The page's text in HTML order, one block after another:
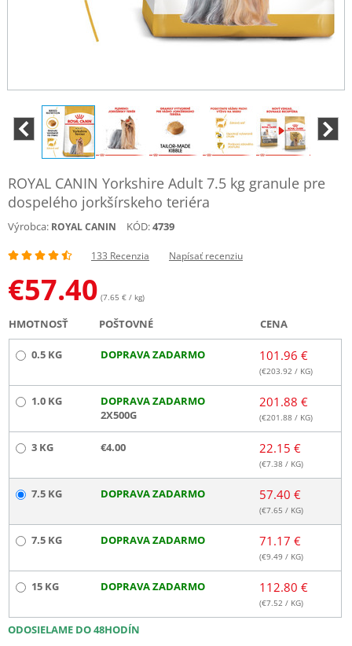
ROYAL CANIN Yorkshire Adult 7.5 kg granule pre
dospelého jorkšírskeho teriéra
Výrobca: ROYAL CANIN KÓD:4739
133 Recenzia Napísať recenziu
€57.40 (7.65 € / kg)
HMOTNOSŤ POŠTOVNÉ CENA
0.5 KG DOPRAVA ZADARMO 101.96 €
(€203.92 / KG)
1.0 KG
DOPRAVA ZADARMO
2X500G
201.88 €
(€201.88 / KG)
3 KG €4.00 22.15 €
(€7.38 / KG)
7.5 KG DOPRAVA ZADARMO 57.40 €
(€7.65 / KG)
7.5 KG DOPRAVA ZADARMO 71.17 €
(€9.49 / KG)
15 KG DOPRAVA ZADARMO 112.80 €
(€7.52 / KG)
ODOSIELAME DO 48HODÍN